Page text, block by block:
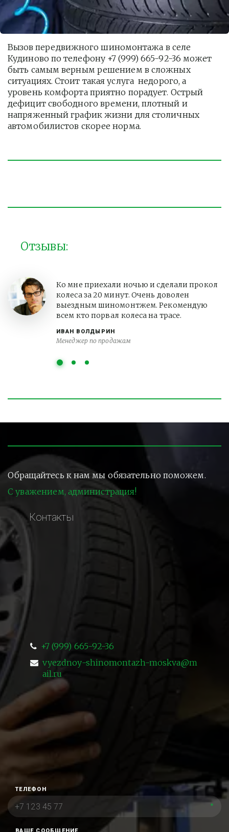
Вызов передвижного шиномонтажа в селе
Кудиново по телефону +7 (999) 665-92-36 может
быть самым верным решением в сложных
ситуациях. Стоит такая услуга  недорого, а
уровень комфорта приятно порадует. Острый
дефицит свободного времени, плотный и
напряженный график жизни для столичных
автомобилистов скорее норма.
Отзывы:
ИВАН ВОЛДЫРИН
Менеджер по продажам
Ко мне приехали ночью и сделали прокол
колеса за 20 минут. Очень доволен
выездным шиномонтжем. Рекомендую
всем кто порвал колеса на трасе.
Обращайтесь к нам мы обязательно поможем.
С уважением, администрация!
Контакты
+7 (999) 665-92-36
vyezdnoy-shinomontazh-moskva@m
ail.ru
ТЕЛЕФОН
*